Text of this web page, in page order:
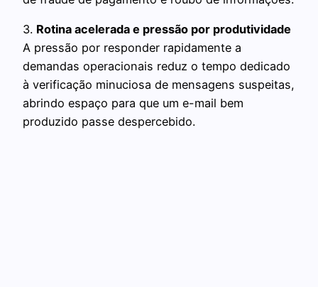
3. Rotina acelerada e pressão por produtividade
A pressão por responder rapidamente a
demandas operacionais reduz o tempo dedicado
à verificação minuciosa de mensagens suspeitas,
abrindo espaço para que um e-mail bem
produzido passe despercebido.